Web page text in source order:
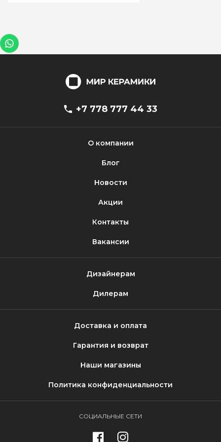
+7 778 777 44 33
О компании
Блог
Новости
Акции
Контакты
Вакансии
Дизайнерам
Дилерам
Доставка и оплата
Гарантия и возврат
Наши магазины
Политика конфиденциальности
СОЦИАЛЬНЫЕ СЕТИ